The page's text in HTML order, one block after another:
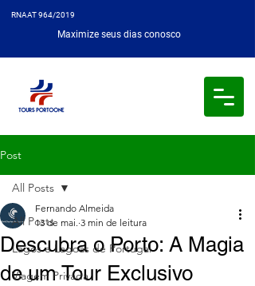
RNAAT 964/2019
Maximize seus dias conosco
Post
All Posts
Lagos e Lagoas de Portugal
Viagem Privada
All Posts
Descubra o Porto: A Magia
de um Tour Exclusivo
Fernando Almeida
13 de mai. 3 min de leitura